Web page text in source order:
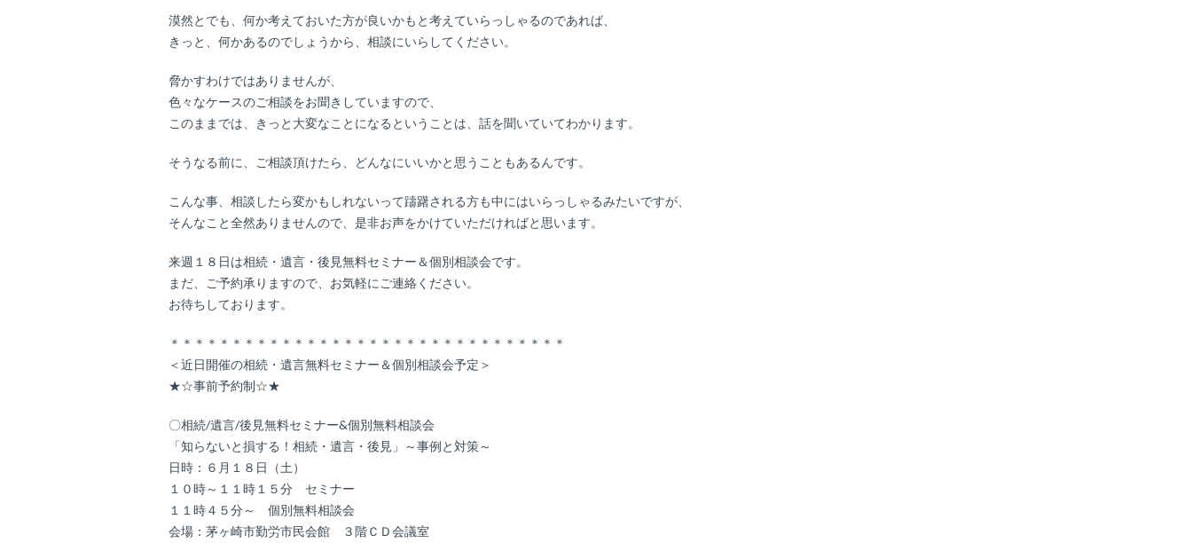
漠然とでも、何か考えておいた方が良いかもと考えていらっしゃるのであれば、
きっと、何かあるのでしょうから、相談にいらしてください。
脅かすわけではありませんが、
色々なケースのご相談をお聞きしていますので、
このままでは、きっと大変なことになるということは、話を聞いていてわかります。
そうなる前に、ご相談頂けたら、どんなにいいかと思うこともあるんです。
こんな事、相談したら変かもしれないって躊躇される方も中にはいらっしゃるみたいですが、
そんなこと全然ありませんので、是非お声をかけていただければと思います。
来週１８日は相続・遺言・後見無料セミナー＆個別相談会です。
まだ、ご予約承りますので、お気軽にご連絡ください。
お待ちしております。
＊＊＊＊＊＊＊＊＊＊＊＊＊＊＊＊＊＊＊＊＊＊＊＊＊＊＊＊＊＊＊＊
＜近日開催の相続・遺言無料セミナー＆個別相談会予定＞
★☆事前予約制☆★
〇相続/遺言/後見無料セミナー&個別無料相談会
「知らないと損する！相続・遺言・後見」～事例と対策～
日時：６月１８日（土）
１０時～１１時１５分 セミナー
１１時４５分～ 個別無料相談会
会場：茅ヶ崎市勤労市民会館 ３階ＣＤ会議室